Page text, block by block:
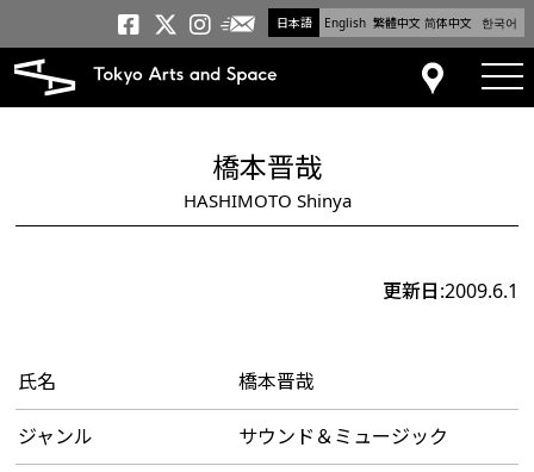
日本語 English 繁體中文 简体中文 한국어
トーキョーアーツアンド
トーキョーアーツアンド
トーキョーアーツア
メールニュース
アクセス
橋本晋哉
HASHIMOTO Shinya
更新日:2009.6.1
氏名 橋本晋哉
ジャンル サウンド＆ミュージック